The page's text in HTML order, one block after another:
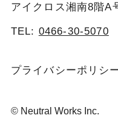
アイクロス湘南8階A
TEL: 0466-30-5070
プライバシーポリシ
© Neutral Works Inc.